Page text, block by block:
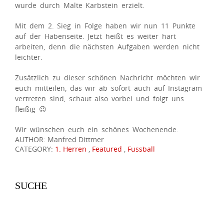
wurde durch Malte Karbstein erzielt.
Mit dem 2. Sieg in Folge haben wir nun 11 Punkte
auf der Habenseite. Jetzt heißt es weiter hart
arbeiten, denn die nächsten Aufgaben werden nicht
leichter.
Zusätzlich zu dieser schönen Nachricht möchten wir
euch mitteilen, das wir ab sofort auch auf Instagram
vertreten sind, schaut also vorbei und folgt uns
fleißig 😉
Wir wünschen euch ein schönes Wochenende.
AUTHOR: Manfred Dittmer
CATEGORY: 1. Herren , Featured , Fussball
SUCHE